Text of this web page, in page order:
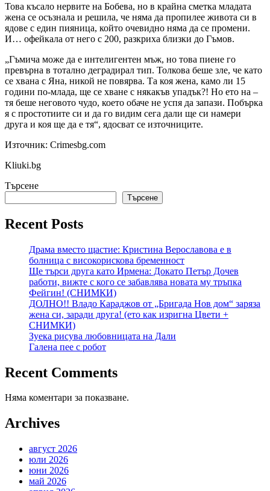
Това късало нервите на Бобева, но в крайна сметка младата
жена се осъзнала и решила, че няма да пропилее живота си в
ядове с един пияница, който очевидно няма да се промени.
И… офейкала от него с 200, разкриха близки до Гъмов.
„Гъмича може да е интелигентен мъж, но това пиене го
превърна в тотално деградирал тип. Толкова беше зле, че като
се хвана с Яна, никой не повярва. Та коя жена, камо ли 15
години по-млада, ще се хване с някакъв упадък?! Но ето на –
тя беше неговото чудо, което обаче не успя да запази. Побърка
я с простотиите си и да го видим сега дали ще си намери
друга и коя ще да е тя“, ядосват се източниците.
Източник: Crimesbg.com
Kliuki.bg
Търсене
Търсене
Recent Posts
Драма вместо щастие: Кристина Верославова е в
болница с високорискова бременност
Ще търси друга като Ирмена: Докато Петър Дочев
работи, вижте с кого се забавлява новата му тръпка
Фейгин! (СНИМКИ)
ДОЛНО!! Владо Караджов от „Бригада Нов дом“ заряза
жена си, заради друга! (ето как изригна Цвети +
СНИМКИ)
Зуека рисува любовницата на Дали
Галена пее с робот
Recent Comments
Няма коментари за показване.
Archives
август 2026
юли 2026
юни 2026
май 2026